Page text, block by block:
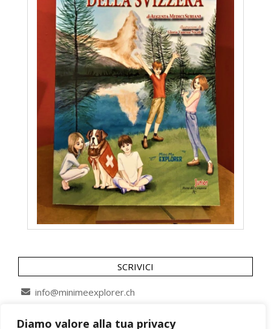
Diamo valore alla tua privacy
SCRIVICI
info@minimeexplorer.ch